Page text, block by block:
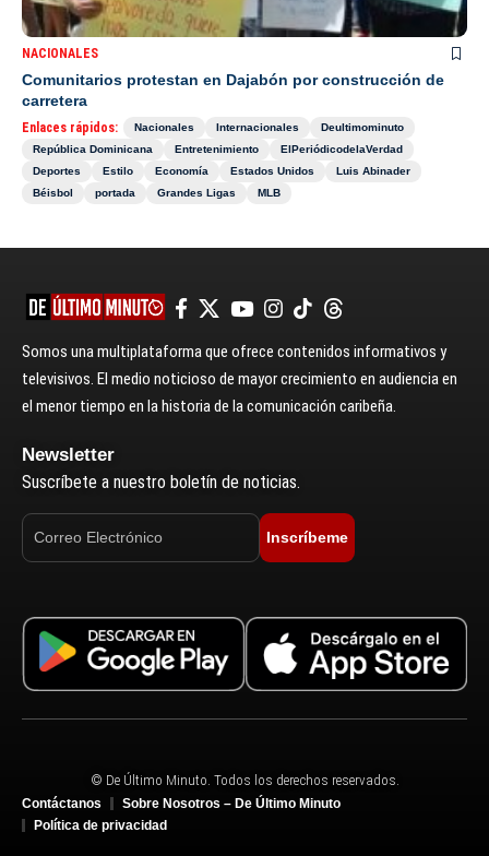
NACIONALES
Comunitarios protestan en Dajabón por construcción de
carretera
Enlaces rápidos: Nacionales Internacionales
Deultimominuto
República Dominicana
Entretenimiento
ElPeriódicodelaVerdad
Deportes
Estilo Economía Estados Unidos
Luis Abinader
Béisbol
portada Grandes Ligas MLB
Somos una multiplataforma que ofrece contenidos informativos y
televisivos. El medio noticioso de mayor crecimiento en audiencia en
el menor tiempo en la historia de la comunicación caribeña.
Newsletter
Suscríbete a nuestro boletín de noticias.
Inscríbeme
© De Último Minuto. Todos los derechos reservados.
Contáctanos
Sobre Nosotros – De Último Minuto
Política de privacidad